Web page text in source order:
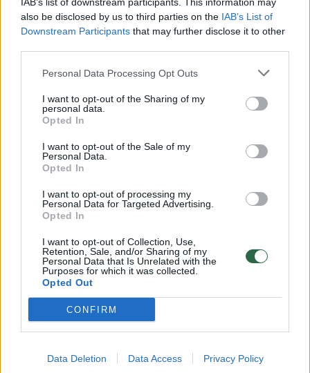
also be disclosed by us to third parties on the IAB’s List of
Downstream Participants that may further disclose it to other
Personal Data Processing Opt Outs
I want to opt-out of the Sharing of my
personal data.
Opted In
I want to opt-out of the Sale of my
Personal Data.
Opted In
I want to opt-out of processing my
Personal Data for Targeted Advertising.
Opted In
I want to opt-out of Collection, Use,
Retention, Sale, and/or Sharing of my
Personal Data that Is Unrelated with the
Purposes for which it was collected.
Opted Out
CONFIRM
Data Deletion Data Access Privacy Policy
„Labai gerbiu Lietuvos krepšinį, asmeniškai
esu susidūręs su jūsų iškiliais žaidėjais,
tokiais kaip Šarūnas Marčiulionis, Alvydas
Pazdrazdis bei kitais. Todėl sulaukęs
programos, nedvejojau nė minutės“, – tikino
B. Petersonas.
B. Petersonas krepšinyje praleido ne vieną
dešimtmetį. Per tą laiką jis įgijo
įvairiapusiškos patirties – tiek kaip
vyriausiasis treneris, tiek kaip asistentas, tiek
kaip individualių įgūdžių ugdymo
specialistas. Dirbdamas „Dallas Mavericks“,
„Orlando Magic“ ir „Milwaukee Bucks“
klubuose, jis treniravo Dirką Nowitzkį, Steve‘ą
treniruojamoje universiteto ekipoje kadaise